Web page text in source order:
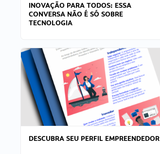
INOVAÇÃO PARA TODOS: ESSA
CONVERSA NÃO É SÓ SOBRE
TECNOLOGIA
DESCUBRA SEU PERFIL EMPREENDEDOR